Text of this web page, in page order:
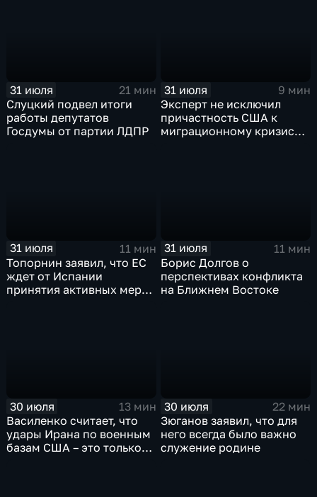
31 июля
21 мин
Слуцкий подвел итоги
работы депутатов
Госдумы от партии ЛДПР
31 июля
9 мин
Эксперт не исключил
причастность США к
миграционному кризису в
31 июля
11 мин
Топорнин заявил, что ЕС
ждет от Испании
принятия активных мер
31 июля
11 мин
Борис Долгов о
перспективах конфликта
на Ближнем Востоке
30 июля
13 мин
Василенко считает, что
удары Ирана по военным
базам США – это только
30 июля
22 мин
Зюганов заявил, что для
него всегда было важно
служение родине